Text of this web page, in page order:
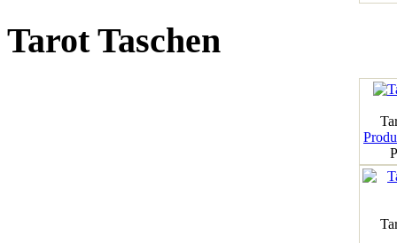
Tarot Taschen